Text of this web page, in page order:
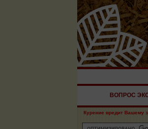
ВОПРОС
Курение вредит Вашему